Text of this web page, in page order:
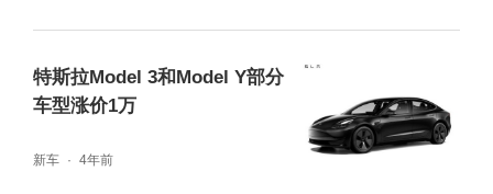
特斯拉Model 3和Model Y部分
车型涨价1万
新车 4年前